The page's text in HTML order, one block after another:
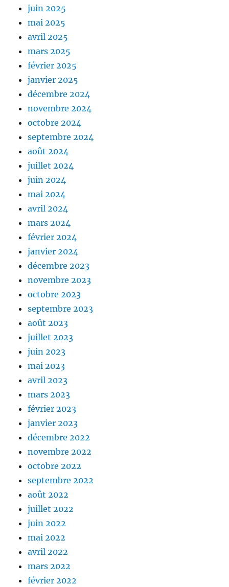
juin 2025
mai 2025
avril 2025
mars 2025
février 2025
janvier 2025
décembre 2024
novembre 2024
octobre 2024
septembre 2024
août 2024
juillet 2024
juin 2024
mai 2024
avril 2024
mars 2024
février 2024
janvier 2024
décembre 2023
novembre 2023
octobre 2023
septembre 2023
août 2023
juillet 2023
juin 2023
mai 2023
avril 2023
mars 2023
février 2023
janvier 2023
décembre 2022
novembre 2022
octobre 2022
septembre 2022
août 2022
juillet 2022
juin 2022
mai 2022
avril 2022
mars 2022
février 2022